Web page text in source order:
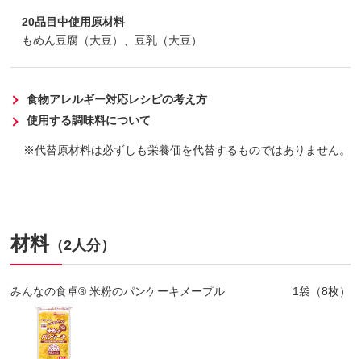
20品目中使用原材料
もめん豆腐（大豆）、豆乳（大豆）
食物アレルギー対応レシピの考え方
使用する調味料について
代替原材料は必ずしも栄養価を代替するものではありません。
材料（2人分）
みんなの食卓® 米粉のパンケーキメープル 1袋（8枚）